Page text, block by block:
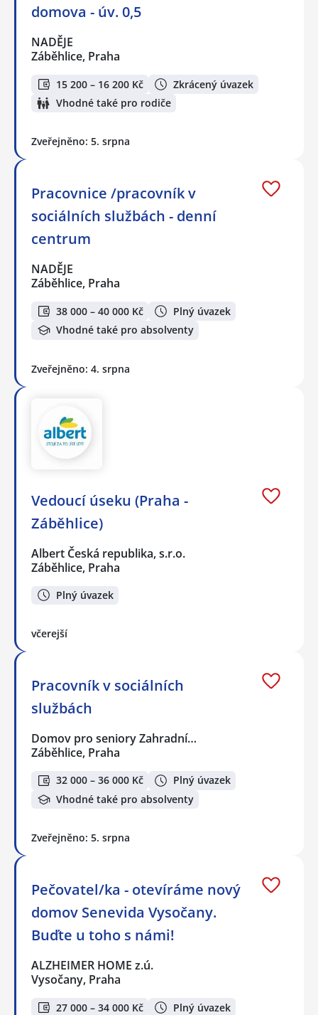
domova - úv. 0,5
NADĚJE
Záběhlice, Praha
15 200 – 16 200 Kč
Zkrácený úvazek
Vhodné také pro rodiče
Zveřejněno: 5. srpna
Pracovnice /pracovník v
sociálních službách - denní
centrum
NADĚJE
Záběhlice, Praha
38 000 – 40 000 Kč
Plný úvazek
Vhodné také pro absolventy
Zveřejněno: 4. srpna
Vedoucí úseku (Praha -
Záběhlice)
Albert Česká republika, s.r.o.
Záběhlice, Praha
Plný úvazek
včerejší
Pracovník v sociálních
službách
Domov pro seniory Zahradní…
Záběhlice, Praha
32 000 – 36 000 Kč
Plný úvazek
Vhodné také pro absolventy
Zveřejněno: 5. srpna
Pečovatel/ka - otevíráme nový
domov Senevida Vysočany.
Buďte u toho s námi!
ALZHEIMER HOME z.ú.
Vysočany, Praha
27 000 – 34 000 Kč
Plný úvazek